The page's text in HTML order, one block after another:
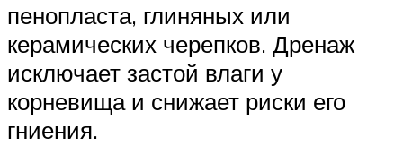
пенопласта, глиняных или
керамических черепков. Дренаж
исключает застой влаги у
корневища и снижает риски его
гниения.